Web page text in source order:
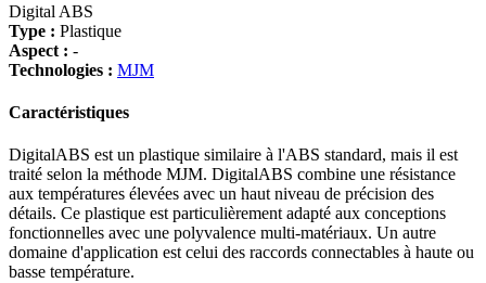
Digital ABS
Type : Plastique
Aspect : -
Technologies : MJM
Caractéristiques
DigitalABS est un plastique similaire à l'ABS standard, mais il est
traité selon la méthode MJM. DigitalABS combine une résistance
aux températures élevées avec un haut niveau de précision des
détails. Ce plastique est particulièrement adapté aux conceptions
fonctionnelles avec une polyvalence multi-matériaux. Un autre
domaine d'application est celui des raccords connectables à haute ou
basse température.